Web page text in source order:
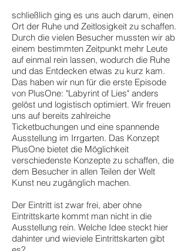
schließlich ging es uns auch darum, einen
Ort der Ruhe und Zeitlosigkeit zu schaffen.
Durch die vielen Besucher mussten wir ab
einem bestimmten Zeitpunkt mehr Leute
auf einmal rein lassen, wodurch die Ruhe
und das Entdecken etwas zu kurz kam.
Das haben wir nun für die erste Episode
von PlusOne: "Labyrint of Lies" anders
gelöst und logistisch optimiert. Wir freuen
uns auf bereits zahlreiche
Ticketbuchungen und eine spannende
Ausstellung im Irrgarten. Das Konzept
PlusOne bietet die Möglichkeit
verschiedenste Konzepte zu schaffen, die
dem Besucher in allen Teilen der Welt
Kunst neu zugänglich machen.
Der Eintritt ist zwar frei, aber ohne
Eintrittskarte kommt man nicht in die
Ausstellung rein. Welche Idee steckt hier
dahinter und wieviele Eintrittskarten gibt